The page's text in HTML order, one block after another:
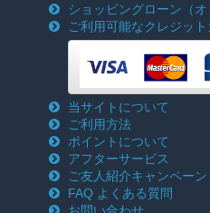
ショッピングローン （
ご利用可能なクレジット
当サイトについて
ご利用方法
ポイントについて
アフターサービス
ご友人紹介キャンペーン
FAQ よくある質問